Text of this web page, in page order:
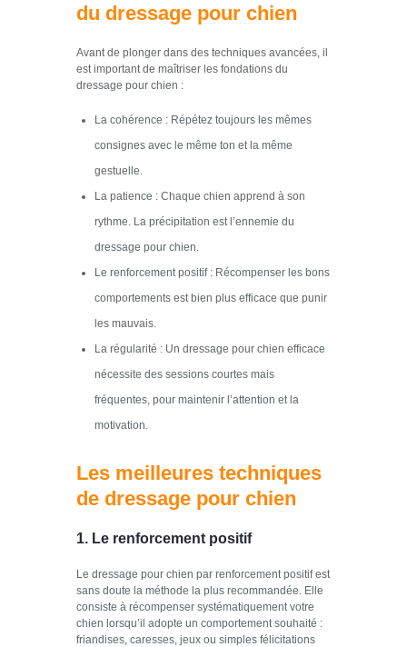
du dressage pour chien
Avant de plonger dans des techniques avancées, il
est important de maîtriser les fondations du
dressage pour chien :
La cohérence : Répétez toujours les mêmes
consignes avec le même ton et la même
gestuelle.
La patience : Chaque chien apprend à son
rythme. La précipitation est l’ennemie du
dressage pour chien.
Le renforcement positif : Récompenser les bons
comportements est bien plus efficace que punir
les mauvais.
La régularité : Un dressage pour chien efficace
nécessite des sessions courtes mais
fréquentes, pour maintenir l’attention et la
motivation.
Les meilleures techniques
de dressage pour chien
1. Le renforcement positif
Le dressage pour chien par renforcement positif est
sans doute la méthode la plus recommandée. Elle
consiste à récompenser systématiquement votre
chien lorsqu’il adopte un comportement souhaité :
friandises, caresses, jeux ou simples félicitations